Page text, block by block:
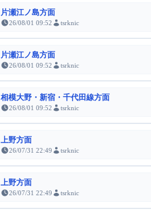
片瀬江ノ島方面
26/08/01 09:52 tsrknic
片瀬江ノ島方面
26/08/01 09:52 tsrknic
相模大野・新宿・千代田線方面
26/08/01 09:52 tsrknic
上野方面
26/07/31 22:49 tsrknic
上野方面
26/07/31 22:49 tsrknic